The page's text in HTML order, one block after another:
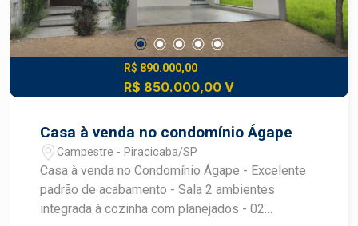
R$ 890.000,00
R$ 850.000,00 V
Casa à venda no condomínio Ágape
Campestre - Piracicaba/SP
Casa à venda no Condomínio Ágape - Excelente
padrão de acabamento - Sala 2 ambientes
integrada à cozinha com planejados - 02